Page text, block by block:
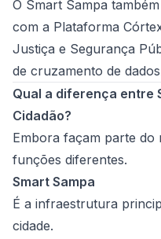
O Smart Sampa
com a Plataforma
Justiça e Segurança
de cruzamento de
Qual a diferença entre
Cidadão?
Embora façam parte do
funções diferentes.
Smart Sampa
É a infraestrutura
cidade.